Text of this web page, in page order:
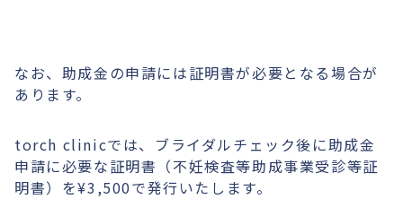
なお、助成金の申請には証明書が必要となる場合が
あります。
torch clinicでは、ブライダルチェック後に助成金
申請に必要な証明書（不妊検査等助成事業受診等証
明書）を¥3,500で発行いたします。